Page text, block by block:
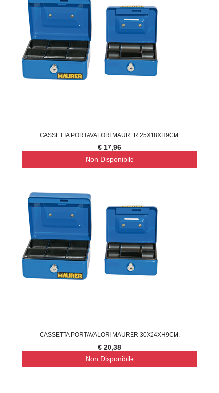
CASSETTA PORTAVALORI MAURER 25X18XH9CM.
€ 17,96
Non Disponibile
CASSETTA PORTAVALORI MAURER 30X24XH9CM.
€ 20,38
Non Disponibile